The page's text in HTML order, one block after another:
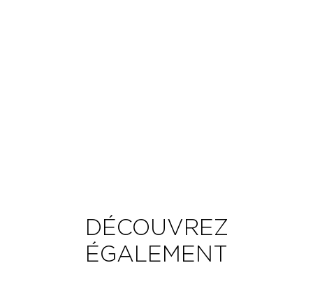
DÉCOUVREZ
ÉGALEMENT